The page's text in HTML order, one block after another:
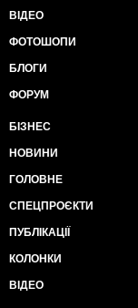
ВІДЕО
ФОТОШОПИ
БЛОГИ
ФОРУМ
БІЗНЕС
НОВИНИ
ГОЛОВНЕ
СПЕЦПРОЄКТИ
ПУБЛІКАЦІЇ
КОЛОНКИ
ВІДЕО